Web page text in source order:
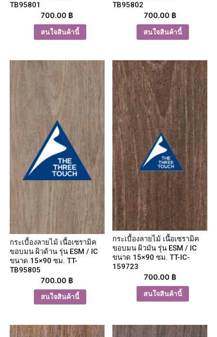
TB95801
700.00 ฿
สนใจสินค้านี้
TB95802
700.00 ฿
สนใจสินค้านี้
กระเบื้องลายไม้ เนื้อเซรามิค
ขอบมน ผิวด้าน รุ่น ESM / IC
ขนาด 15×90 ซม. TT-
TB95805
700.00 ฿
สนใจสินค้านี้
กระเบื้องลายไม้ เนื้อเซรามิค
ขอบมน ผิวมัน รุ่น ESM / IC
ขนาด 15×90 ซม. TT-IC-
159723
700.00 ฿
สนใจสินค้านี้